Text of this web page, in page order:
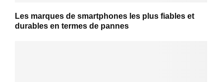
Les marques de smartphones les plus fiables et
durables en termes de pannes